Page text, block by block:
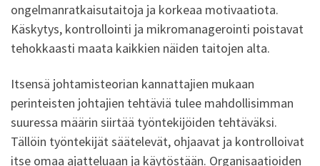
ongelmanratkaisutaitoja ja korkeaa motivaatiota.
Käskytys, kontrollointi ja mikromanagerointi poistavat
tehokkaasti maata kaikkien näiden taitojen alta.
Itsensä johtamisteorian kannattajien mukaan
perinteisten johtajien tehtäviä tulee mahdollisimman
suuressa määrin siirtää työntekijöiden tehtäväksi.
Tällöin työntekijät säätelevät, ohjaavat ja kontrolloivat
itse omaa ajatteluaan ja käytöstään. Organisaatioiden